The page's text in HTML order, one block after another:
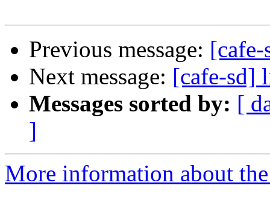
Previous message:
Next message: [cafe-sd]
Messages sorted by: [
]
More information about